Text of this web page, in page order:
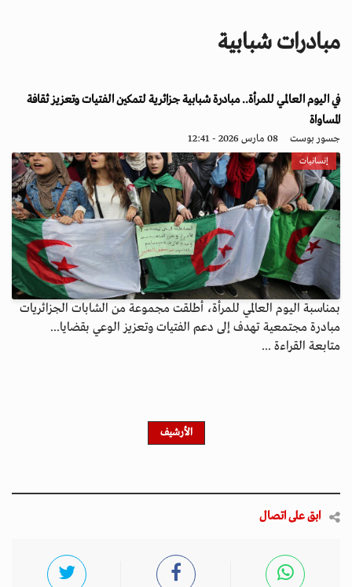
a
o
n
مبادرات شبابية
في اليوم العالمي للمرأة.. مبادرة شبابية جزائرية لتمكين الفتيات وتعزيز ثقافة
المساواة
جسور بوست 08 مارس 2026 - 12:41
إنسانيات
بمناسبة اليوم العالمي للمرأة، أطلقت مجموعة من الشابات الجزائريات
مبادرة مجتمعية تهدف إلى دعم الفتيات وتعزيز الوعي بقضايا...
متابعة القراءة ...
الأرشيف
ابق على اتصال